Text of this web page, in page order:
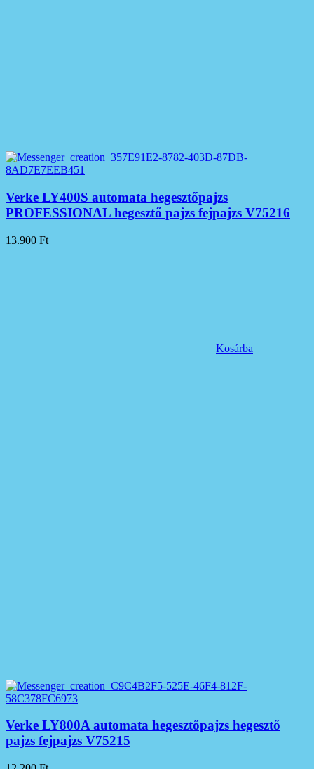
Verke LY400S automata hegesztőpajzs
PROFESSIONAL hegesztő pajzs fejpajzs V75216
13.900 Ft
Kosárba
Verke LY800A automata hegesztőpajzs hegesztő
pajzs fejpajzs V75215